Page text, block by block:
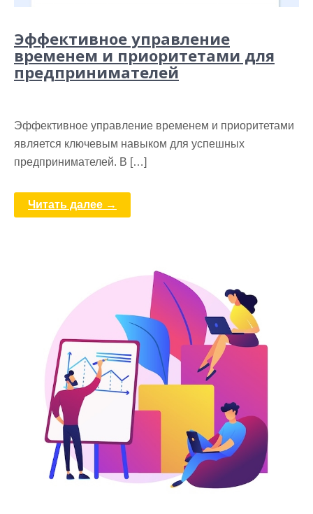
Эффективное управление
временем и приоритетами для
предпринимателей
Эффективное управление временем и приоритетами
является ключевым навыком для успешных
предпринимателей. В […]
Читать далее →